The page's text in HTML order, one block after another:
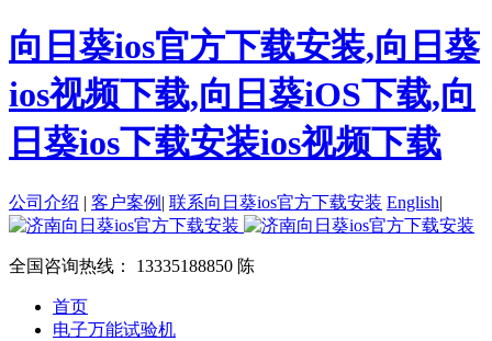
向日葵ios官方下载安装,向日葵
ios视频下载,向日葵iOS下载,向
日葵ios下载安装ios视频下载
公司介绍 | 客户案例 | 联系向日葵ios官方下载安装 English|
全国咨询热线： 13335188850 陈
首页
电子万能试验机